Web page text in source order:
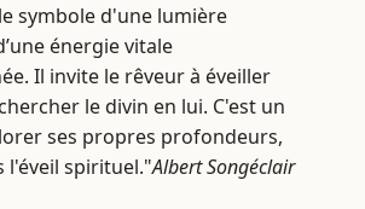
symbole d'une lumière
énergie vitale
Il invite le rêveur à éveiller
le divin en lui. C'est un
ses propres profondeurs,
l'éveil spirituel."Albert Songéclair